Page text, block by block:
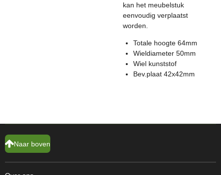
kan het meubelstuk
eenvoudig verplaatst
worden.
Totale hoogte 64mm
Wieldiameter 50mm
Wiel kunststof
Bev.plaat 42x42mm
Naar boven